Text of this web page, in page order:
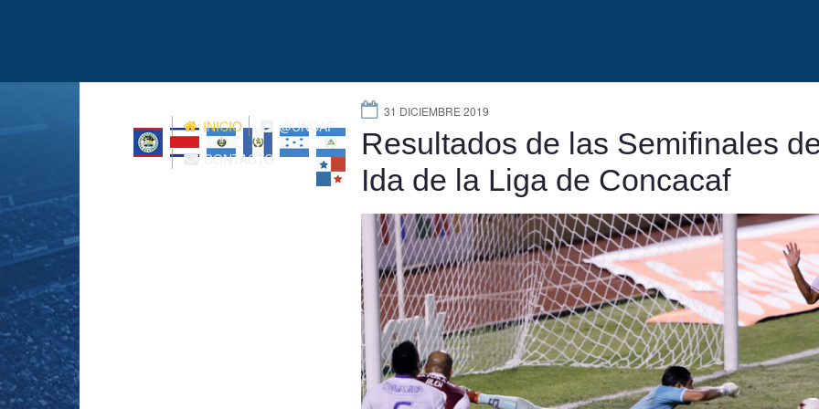
INICIO
@UNCAF
CONTACTO
31 DICIEMBRE 2019
Resultados de las Semifinales
Ida de la Liga de Concacaf